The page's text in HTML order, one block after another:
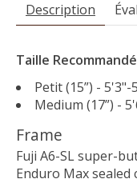
Description
Taille
Petit (15”) - 5'3"-
Medium (17”) -
Frame
Fuji A6-SL super-
Enduro Max